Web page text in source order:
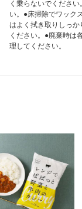
く乗らないでくださ
い。●床掃除でワック
はよく拭き取りしっ
ください。●廃棄時は
理してください。